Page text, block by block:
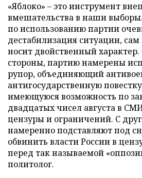
«Яблоко» – это инструмент
вмешательства в наши
по использованию партии
дестабилизация ситуации,
носит двойственный
стороны, партию намерены
рупор, объединяющий
антигосударственную
имеющуюся возможность по
двадцатых чисел августа в
цензуры и ограничений. С
намеренно подставляют под
обвинить власти России в
перед так называемой
политолог.